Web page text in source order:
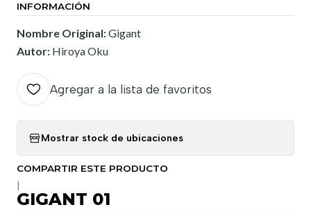
INFORMACIÓN
Nombre Original:Gigant
Autor: Hiroya Oku
Agregar a la lista de favoritos
Mostrar stock de ubicaciones
COMPARTIR ESTE PRODUCTO
GIGANT 01